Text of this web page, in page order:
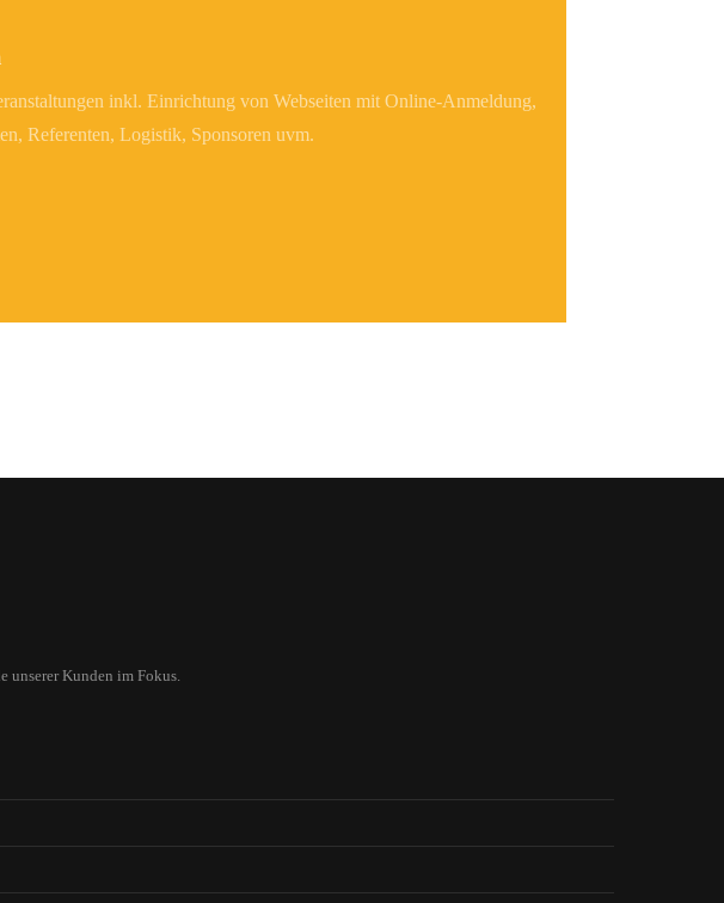
inkl. Einrichtung von Webseiten mit Online-Anmeldung,
Referenten, Logistik, Sponsoren uvm.
unserer Kunden im Fokus.